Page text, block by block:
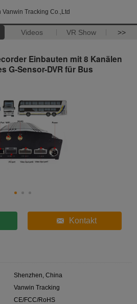
Vanwin Tracking Co.,Ltd
Videos VR Show >>
Einbauten mit 8 Kanälen
G-Sensor-DVR für Bus
Kontakt
Shenzhen, China
Vanwin Tracking
CE/FCC/RoHS